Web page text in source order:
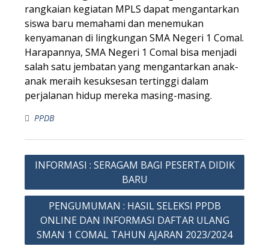
rangkaian kegiatan MPLS dapat mengantarkan
siswa baru memahami dan menemukan
kenyamanan di lingkungan SMA Negeri 1 Comal.
Harapannya, SMA Negeri 1 Comal bisa menjadi
salah satu jembatan yang mengantarkan anak-
anak meraih kesuksesan tertinggi dalam
perjalanan hidup mereka masing-masing.
PPDB
INFORMASI : SERAGAM BAGI PESERTA DIDIK
BARU
PENGUMUMAN : HASIL SELEKSI PPDB
ONLINE DAN INFORMASI DAFTAR ULANG
SMAN 1 COMAL TAHUN AJARAN 2023/2024